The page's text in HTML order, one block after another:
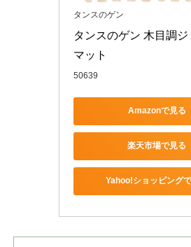
タンスのゲン
タンスのゲン 木目調ジ
マット
50639
Amazonで見る
楽天市場で見る
Yahoo!ショッピング